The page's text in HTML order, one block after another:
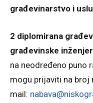
građevinarstvo i
2 diplomirana
građevinske
na neodređeno puno
mogu prijaviti na
mail: